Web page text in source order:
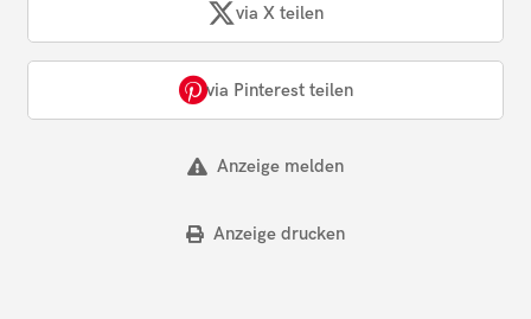
via X teilen
via Pinterest teilen
Anzeige melden
Anzeige drucken